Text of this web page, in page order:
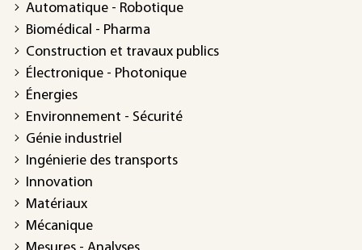
Automatique - Robotique
Biomédical - Pharma
Construction et travaux publics
Électronique - Photonique
Énergies
Environnement - Sécurité
Génie industriel
Ingénierie des transports
Innovation
Matériaux
Mécanique